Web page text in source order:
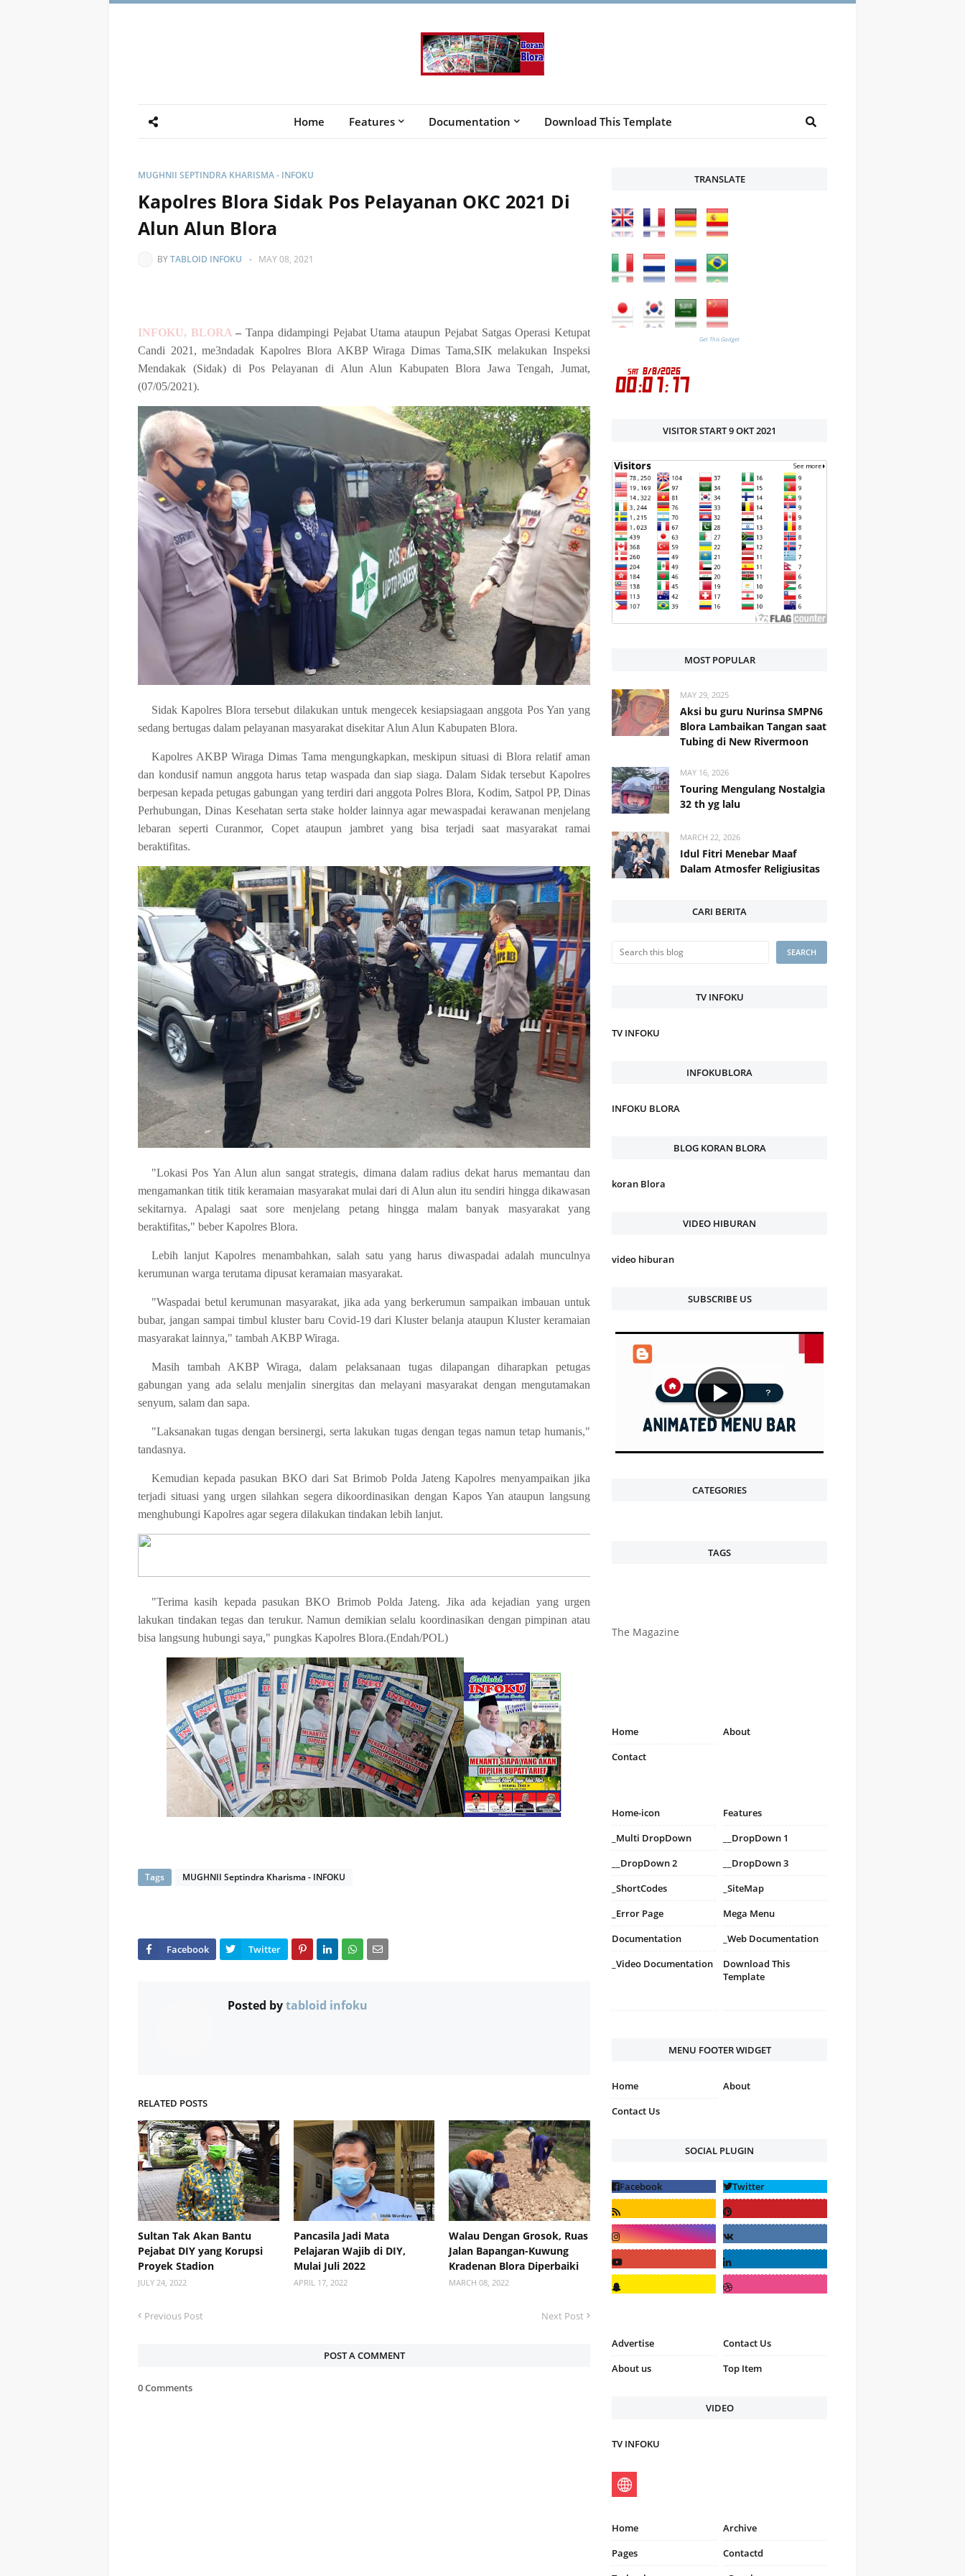
Home Features Documentation Download This Template
MUGHNII SEPTINDRA KHARISMA - INFOKU
Kapolres Blora Sidak Pos Pelayanan OKC 2021 Di
Alun Alun Blora
BYTABLOID INFOKU - MAY 08, 2021
INFOKU, BLORA – Tanpa didampingi Pejabat Utama ataupun Pejabat Satgas Operasi Ketupat
Candi 2021, me3ndadak Kapolres Blora AKBP Wiraga Dimas Tama,SIK melakukan Inspeksi
Mendakak (Sidak) di Pos Pelayanan di Alun Alun Kabupaten Blora Jawa Tengah, Jumat,
(07/05/2021).
Sidak Kapolres Blora tersebut dilakukan untuk mengecek kesiapsiagaan anggota Pos Yan yang
sedang bertugas dalam pelayanan masyarakat disekitar Alun Alun Kabupaten Blora.
Kapolres AKBP Wiraga Dimas Tama mengungkapkan, meskipun situasi di Blora relatif aman
dan kondusif namun anggota harus tetap waspada dan siap siaga. Dalam Sidak tersebut Kapolres
berpesan kepada petugas gabungan yang terdiri dari anggota Polres Blora, Kodim, Satpol PP, Dinas
Perhubungan, Dinas Kesehatan serta stake holder lainnya agar mewaspadai kerawanan menjelang
lebaran seperti Curanmor, Copet ataupun jambret yang bisa terjadi saat masyarakat ramai
beraktifitas.
"Lokasi Pos Yan Alun alun sangat strategis, dimana dalam radius dekat harus memantau dan
mengamankan titik titik keramaian masyarakat mulai dari di Alun alun itu sendiri hingga dikawasan
sekitarnya. Apalagi saat sore menjelang petang hingga malam banyak masyarakat yang
beraktifitas," beber Kapolres Blora.
Lebih lanjut Kapolres menambahkan, salah satu yang harus diwaspadai adalah munculnya
kerumunan warga terutama dipusat keramaian masyarakat.
"Waspadai betul kerumunan masyarakat, jika ada yang berkerumun sampaikan imbauan untuk
bubar, jangan sampai timbul kluster baru Covid-19 dari Kluster belanja ataupun Kluster keramaian
masyarakat lainnya," tambah AKBP Wiraga.
Masih tambah AKBP Wiraga, dalam pelaksanaan tugas dilapangan diharapkan petugas
gabungan yang ada selalu menjalin sinergitas dan melayani masyarakat dengan mengutamakan
senyum, salam dan sapa.
"Laksanakan tugas dengan bersinergi, serta lakukan tugas dengan tegas namun tetap humanis,"
tandasnya.
Kemudian kepada pasukan BKO dari Sat Brimob Polda Jateng Kapolres menyampaikan jika
terjadi situasi yang urgen silahkan segera dikoordinasikan dengan Kapos Yan ataupun langsung
menghubungi Kapolres agar segera dilakukan tindakan lebih lanjut.
"Terima kasih kepada pasukan BKO Brimob Polda Jateng. Jika ada kejadian yang urgen
lakukan tindakan tegas dan terukur. Namun demikian selalu koordinasikan dengan pimpinan atau
bisa langsung hubungi saya," pungkas Kapolres Blora.(Endah/POL)
Tags MUGHNII Septindra Kharisma - INFOKU
Posted bytabloid infoku
RELATED POSTS
Sultan Tak Akan Bantu
Pejabat DIY yang Korupsi
Proyek Stadion
JULY 24, 2022
Pancasila Jadi Mata
Pelajaran Wajib di DIY,
Mulai Juli 2022
APRIL 17, 2022
Walau Dengan Grosok, Ruas
Jalan Bapangan-Kuwung
Kradenan Blora Diperbaiki
MARCH 08, 2022
Previous Post Next Post
POST A COMMENT
0 Comments
TRANSLATE
Get This Gadget
VISITOR START 9 OKT 2021
MOST POPULAR
MAY 29, 2025
Aksi bu guru Nurinsa SMPN6
Blora Lambaikan Tangan saat
Tubing di New Rivermoon
MAY 16, 2026
Touring Mengulang Nostalgia
32 th yg lalu
MARCH 22, 2026
Idul Fitri Menebar Maaf
Dalam Atmosfer Religiusitas
CARI BERITA
TV INFOKU
TV INFOKU
INFOKUBLORA
INFOKU BLORA
BLOG KORAN BLORA
koran Blora
VIDEO HIBURAN
video hiburan
SUBSCRIBE US
CATEGORIES
TAGS
The Magazine
Home
About
Contact
Home-icon
Features
_Multi DropDown
__DropDown 1
__DropDown 2
__DropDown 3
_ShortCodes
_SiteMap
_Error Page
Mega Menu
Documentation
_Web Documentation
_Video Documentation
Download This
Template
MENU FOOTER WIDGET
Home
About
Contact Us
SOCIAL PLUGIN
Advertise
Contact Us
About us
Top Item
VIDEO
TV INFOKU
Home
Archive
Pages
Contactd